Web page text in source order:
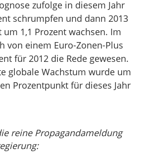
zufolge in diesem Jahr
schrumpfen und dann 2013
1,1 Prozent wachsen. Im
von einem Euro-Zonen-Plus
für 2012 die Rede gewesen.
globale Wachstum wurde um
Prozentpunkt für dieses Jahr
reine Propagandameldung